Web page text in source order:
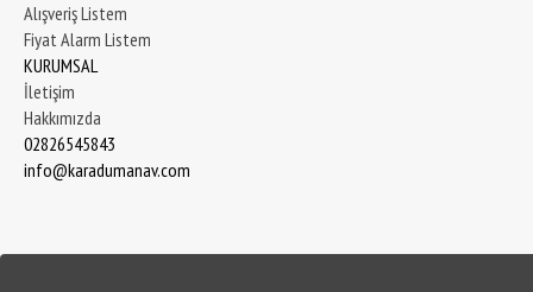
Alışveriş Listem
Fiyat Alarm Listem
KURUMSAL
İletişim
Hakkımızda
02826545843
info@karadumanav.com